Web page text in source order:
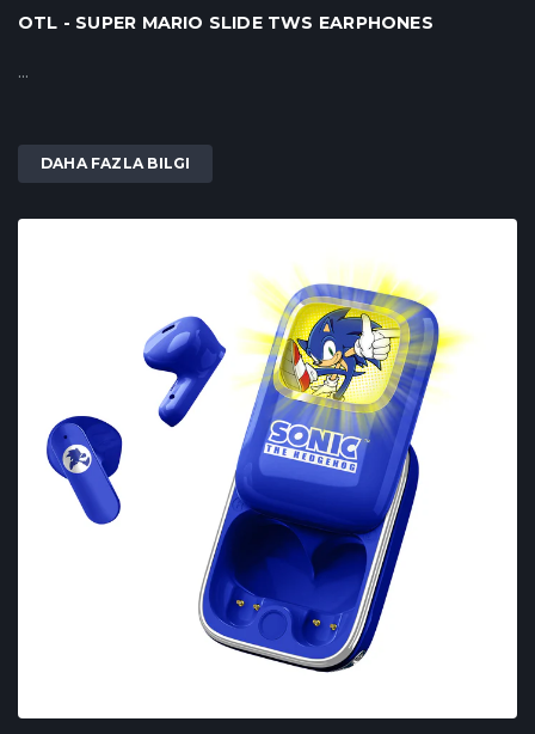
OTL - SUPER MARIO SLIDE TWS EARPHONES
...
DAHA FAZLA BILGI